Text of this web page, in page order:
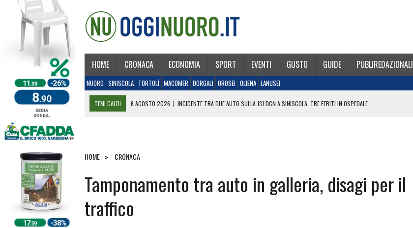
HOME CRONACA ECONOMIA SPORT EVENTI GUSTO GUIDE PUBLIREDAZIONALI
NUORO SINISCOLA TORTOLÌ MACOMER DORGALI OROSEI OLIENA LANUSEI
TEMI CALDI 6 AGOSTO 2026 | INCIDENTE TRA DUE AUTO SULLA 131 DCN A SINISCOLA, TRE FERITI IN OSPEDALE
27 LUGLIO 2026
|
HOME CRONACA
Tamponamento tra auto in galleria, disagi per il
traffico